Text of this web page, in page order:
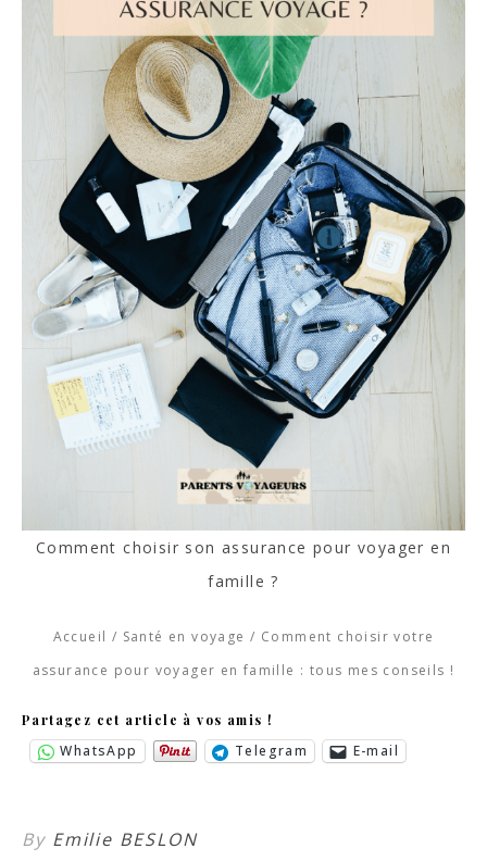
Comment choisir son assurance pour voyager en
famille ?
Accueil / Santé en voyage / Comment choisir votre
assurance pour voyager en famille : tous mes conseils !
Partagez cet article à vos amis !
WhatsApp Telegram E-mail
By Emilie BESLON